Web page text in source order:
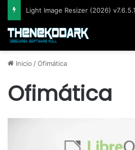
Inicio /Ofimática
Ofimática